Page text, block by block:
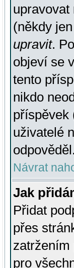
upravovat
(někdy
upravit.
objeví se
tento
nikdo
příspěvek
uživatelé
odpověděl.
Návrat
Jak
Přidat
přes
zatržením
pro